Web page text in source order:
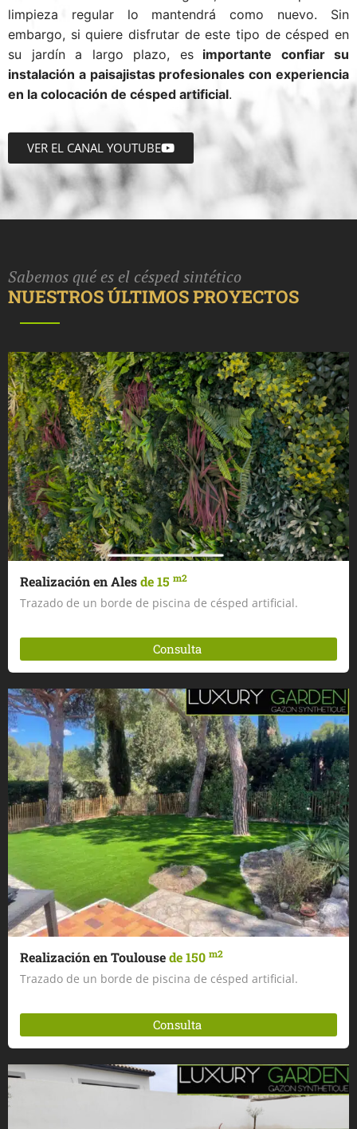
limpieza regular lo mantendrá como nuevo. Sin
embargo, si quiere disfrutar de este tipo de césped en
su jardín a largo plazo, esimportante confiar su
instalación a paisajistas profesionales con experiencia
en la colocación de césped artificial.
VER EL CANAL YOUTUBE
Sabemos qué es el césped sintético
NUESTROS ÚLTIMOS PROYECTOS
Realización en Alesde 15 m2
Trazado de un borde de piscina de césped artificial.
Consulta
Realización en Toulousede 150 m2
Trazado de un borde de piscina de césped artificial.
Consulta